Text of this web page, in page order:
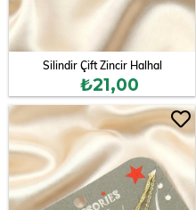
Silindir Çift Zincir Halhal
₺21,00